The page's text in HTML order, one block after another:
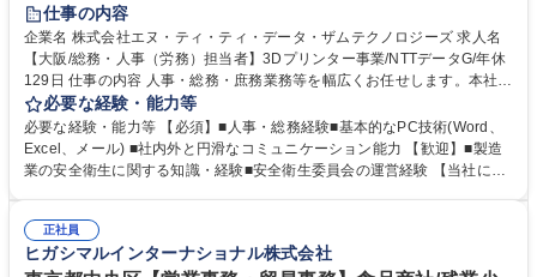
仕事の内容
企業名 株式会社エヌ・ティ・ティ・データ・ザムテクノロジーズ 求人名
【大阪/総務・人事（労務）担当者】3Dプリンター事業/NTTデータG/年休
129日 仕事の内容 人事・総務・庶務業務等を幅広くお任せします。本社コ
ーポレート部門と連携しながら、決められた業務だけではなく、社員や現
場を支えるバックオフィス担当として状況に応じて柔軟に対応いただくこ
とを期待します。 【詳細】■入退社手続き、社員情報管理■入社時オリエ
ンテーションの実施■勤怠・各種申請内容の確認■採用業務のサポート■来
生に関する業務等■健康診断、産業医面談、休職・復職手続き等の労務サ
ポート■社内ルールの運用・各種社内案内■その他、拠点運営に関わる管理
必要な経験・能力等
必要な経験・能力等 【必須】■人事・総務経験■基本的なPC技術(Word、
Excel、メール) ■社内外と円滑なコミュニケーション能力 【歓迎】■製造
業の安全衛生に関する知識・経験■安全衛生委員会の運営経験 【当社につ
アが磨けます。 ◎NTTデータグループであり福利厚生は充実しているとと
もに、働き方改革も推進しています。 学歴・資格 学歴：大学院 大学 高専
正社員
ヒガシマルインターナショナル株式会社